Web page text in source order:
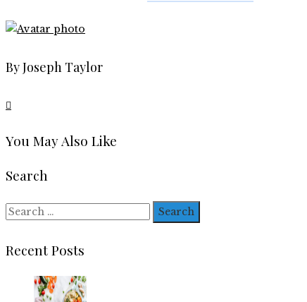
By Joseph Taylor
You May Also Like
Search
Search
Recent Posts